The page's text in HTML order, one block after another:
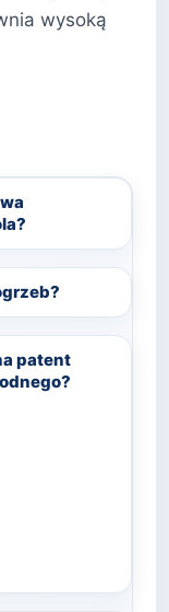
wysoką
patent